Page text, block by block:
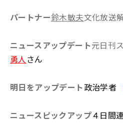
パートナー鈴木敏夫文化放送
ニュースアップデート元日刊
勇人さん
明日をアップデート政治学者
ニュースピックアップ４日間